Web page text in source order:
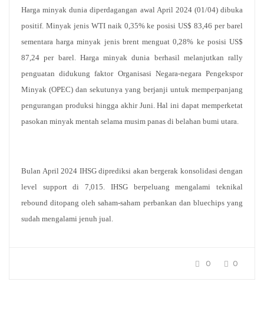
Harga minyak dunia diperdagangan awal April 2024 (01/04) dibuka
positif. Minyak jenis WTI naik 0,35% ke posisi US$ 83,46 per barel
sementara harga minyak jenis brent menguat 0,28% ke posisi US$
87,24 per barel. Harga minyak dunia berhasil melanjutkan rally
penguatan didukung faktor Organisasi Negara-negara Pengekspor
Minyak (OPEC) dan sekutunya yang berjanji untuk memperpanjang
pengurangan produksi hingga akhir Juni. Hal ini dapat memperketat
pasokan minyak mentah selama musim panas di belahan bumi utara.
Bulan April 2024 IHSG diprediksi akan bergerak konsolidasi dengan
level support di 7,015. IHSG berpeluang mengalami teknikal
rebound ditopang oleh saham-saham perbankan dan bluechips yang
sudah mengalami jenuh jual.
0 0